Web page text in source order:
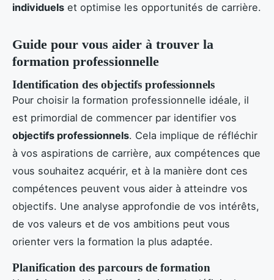
individuels et optimise les opportunités de carrière.
Guide pour vous aider à trouver la
formation professionnelle
Identification des objectifs professionnels
Pour choisir la formation professionnelle idéale, il
est primordial de commencer par identifier vos
objectifs professionnels. Cela implique de réfléchir
à vos aspirations de carrière, aux compétences que
vous souhaitez acquérir, et à la manière dont ces
compétences peuvent vous aider à atteindre vos
objectifs. Une analyse approfondie de vos intérêts,
de vos valeurs et de vos ambitions peut vous
orienter vers la formation la plus adaptée.
Planification des parcours de formation